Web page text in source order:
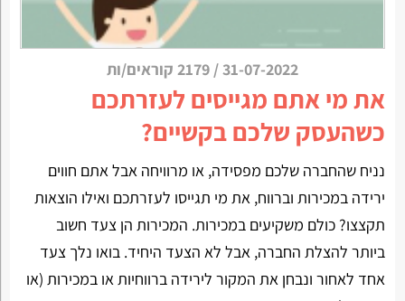
31-07-2022
/ 2179 קוראים/ות
את מי אתם מגייסים לעזרתכם
כשהעסק שלכם בקשיים?
נניח שהחברה שלכם מפסידה, או מרוויחה אבל אתם חווים
ירידה במכירות וברווח, את מי תגייסו לעזרתכם ואילו הוצאות
תקצצו? כולם משקיעים במכירות. המכירות הן צעד חשוב
ביותר להצלת החברה, אבל לא הצעד היחיד. בואו נלך צעד
אחד לאחור ונבחן את המקור לירידה ברווחיות או במכירות (או